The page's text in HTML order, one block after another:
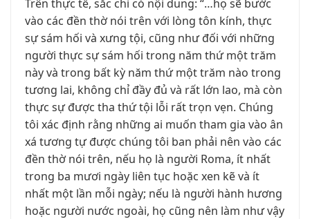
Trên thực tế, sắc chỉ có nội dung: “…họ sẽ bước
vào các đền thờ nói trên với lòng tôn kính, thực
sự sám hối và xưng tội, cũng như đối với những
người thực sự sám hối trong năm thứ một trăm
này và trong bất kỳ năm thứ một trăm nào trong
tương lai, không chỉ đầy đủ và rất lớn lao, mà còn
thực sự được tha thứ tội lỗi rất trọn vẹn. Chúng
tôi xác định rằng những ai muốn tham gia vào ân
xá tương tự được chúng tôi ban phải nên vào các
đền thờ nói trên, nếu họ là người Roma, ít nhất
trong ba mươi ngày liên tục hoặc xen kẽ và ít
nhất một lần mỗi ngày; nếu là người hành hương
hoặc người nước ngoài, họ cũng nên làm như vậy